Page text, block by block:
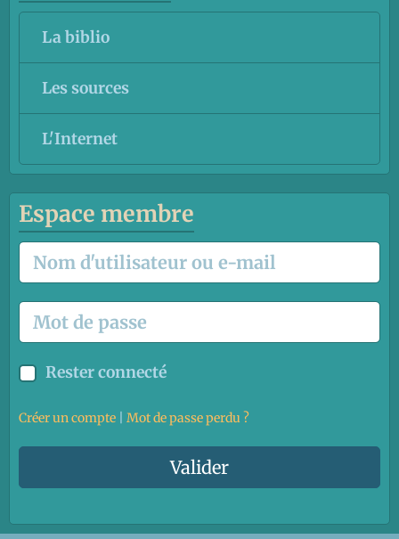
La biblio
Les sources
L'Internet
Espace membre
Rester connecté
Créer un compte Mot de passe perdu ?
Valider